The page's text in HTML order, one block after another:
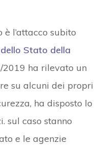
l’attacco subito
Stato della
ha rilevato un
su alcuni dei propri
ha disposto lo
sul caso stanno
e le agenzie